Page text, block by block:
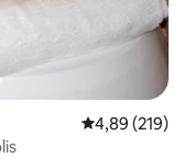
Gemiddelde
4,89 (219)